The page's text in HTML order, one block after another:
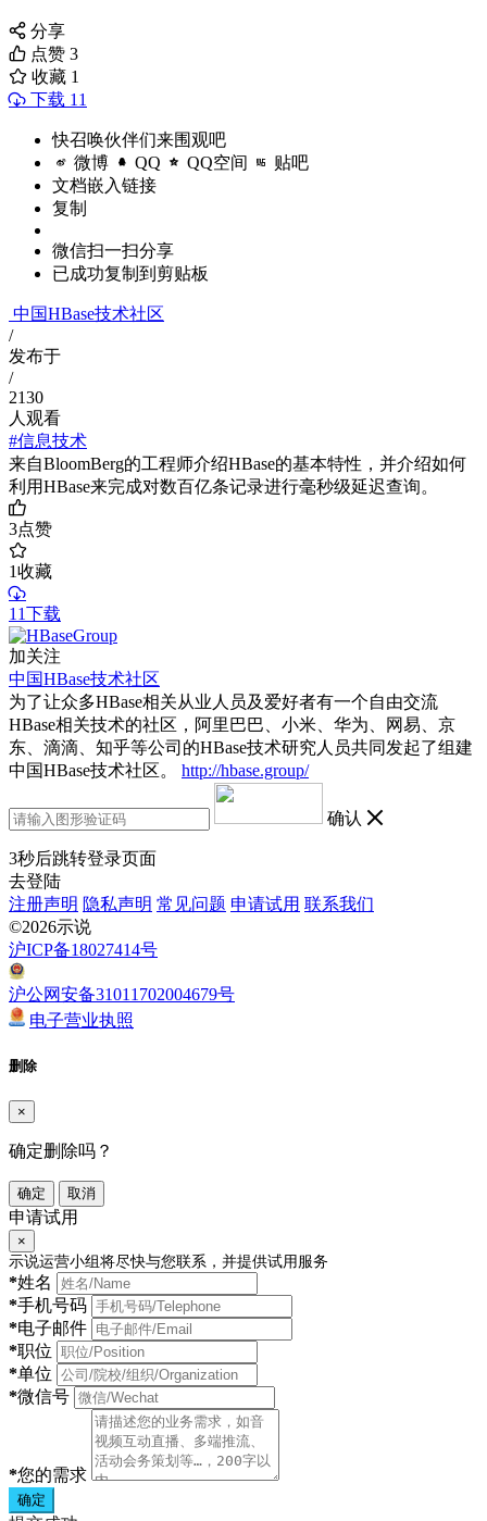
分享
点赞 3
收藏 1
下载 11
快召唤伙伴们来围观吧
微博 QQ QQ空间 贴吧
文档嵌入链接
复制
微信扫一扫分享
已成功复制到剪贴板
中国HBase技术社区
/
发布于
/
2130
人观看
#信息技术
来自BloomBerg的工程师介绍HBase的基本特性，并介绍如何
利用HBase来完成对数百亿条记录进行毫秒级延迟查询。
3点赞
1收藏
11下载
加关注
中国HBase技术社区
为了让众多HBase相关从业人员及爱好者有一个自由交流
HBase相关技术的社区，阿里巴巴、小米、华为、网易、京
东、滴滴、知乎等公司的HBase技术研究人员共同发起了组建
中国HBase技术社区。
http://hbase.group/
确认
3秒后跳转登录页面
去登陆
注册声明 隐私声明 常见问题 申请试用 联系我们
©2026示说
沪ICP备18027414号
沪公网安备31011702004679号
电子营业执照
删除
×
确定删除吗？
确定 取消
申请试用
×
示说运营小组将尽快与您联系，并提供试用服务
*姓名
*手机号码
*电子邮件
*职位
*单位
*微信号
*您的需求
确定